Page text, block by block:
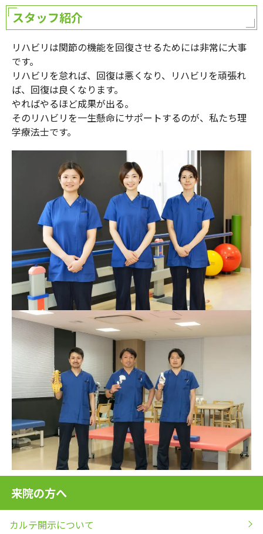
スタッフ紹介
リハビリは関節の機能を回復させるためには非常に大事
です。
リハビリを怠れば、回復は悪くなり、リハビリを頑張れ
ば、回復は良くなります。
やればやるほど成果が出る。
そのリハビリを一生懸命にサポートするのが、私たち理
学療法士です。
来院の方へ
カルテ開示について